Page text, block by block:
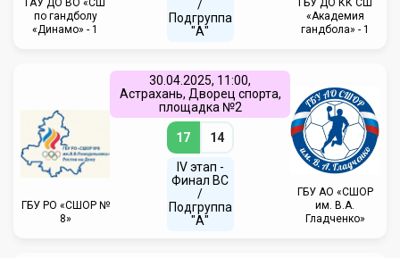
ГАУ ДО ВО «СШ
по гандболу
«Динамо» - 1
/
Подгруппа
"А"
ГБУ ДО КК СШ
«Академия
гандбола» - 1
ГБУ РО «СШОР №
8»
30.04.2025, 11:00,
Астрахань, Дворец спорта,
площадка №2
17 14
IV этап -
Финал ВС
/
Подгруппа
"А"
ГБУ АО «СШОР
им. В.А.
Гладченко»